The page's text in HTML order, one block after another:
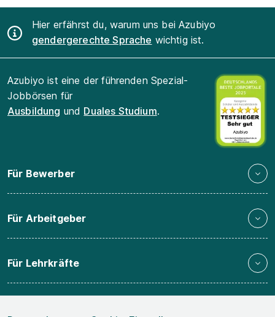
Hier erfährst du, warum uns bei Azubiyo
gendergerechte Sprache wichtig ist.
Azubiyo ist eine der führenden Spezial-
Jobbörsen für
Ausbildung und Duales Studium.
Für Bewerber
Für Arbeitgeber
Für Lehrkräfte